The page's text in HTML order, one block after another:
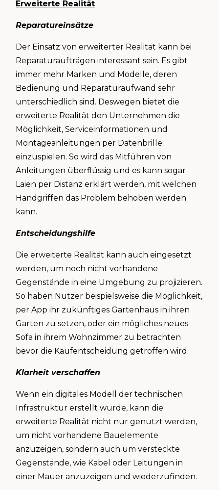
Erweiterte Realität
Reparatureinsätze
Der Einsatz von erweiterter Realität kann bei
Reparaturaufträgen interessant sein. Es gibt
immer mehr Marken und Modelle, deren
Bedienung und Reparaturaufwand sehr
unterschiedlich sind. Deswegen bietet die
erweiterte Realität den Unternehmen die
Möglichkeit, Serviceinformationen und
Montageanleitungen per Datenbrille
einzuspielen. So wird das Mitführen von
Anleitungen überflüssig und es kann sogar
Laien per Distanz erklärt werden, mit welchen
Handgriffen das Problem behoben werden
kann.
Entscheidungshilfe
Die erweiterte Realität kann auch eingesetzt
werden, um noch nicht vorhandene
Gegenstände in eine Umgebung zu projizieren.
So haben Nutzer beispielsweise die Möglichkeit,
per App ihr zukünftiges Gartenhaus in ihren
Garten zu setzen, oder ein mögliches neues
Sofa in ihrem Wohnzimmer zu betrachten
bevor die Kaufentscheidung getroffen wird.
Klarheit verschaffen
Wenn ein digitales Modell der technischen
Infrastruktur erstellt wurde, kann die
erweiterte Realität nicht nur genutzt werden,
um nicht vorhandene Bauelemente
anzuzeigen, sondern auch um versteckte
Gegenstände, wie Kabel oder Leitungen in
einer Mauer anzuzeigen und wiederzufinden.